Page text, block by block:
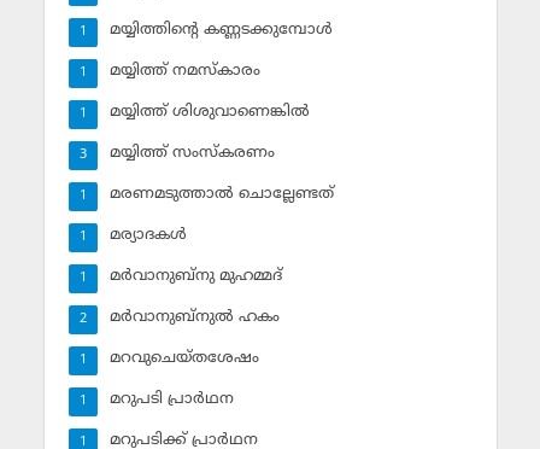
മയ്യിത്തിന്റെ കണ്ണടക്കുമ്പോള്‍
1
മയ്യിത്ത് നമസ്‌കാരം
1
മയ്യിത്ത് ശിശുവാണെങ്കില്‍
1
മയ്യിത്ത് സംസ്‌കരണം
3
മരണമടുത്താല്‍ ചൊല്ലേണ്ടത്
1
മര്യാദകള്‍
1
മര്‍വാനുബ്‌നു മുഹമ്മദ്
1
മര്‍വാനുബ്‌നുല്‍ ഹകം
2
മറവുചെയ്തശേഷം
1
മറുപടി പ്രാര്‍ഥന
1
മറുപടിക്ക് പ്രാര്‍ഥന
1